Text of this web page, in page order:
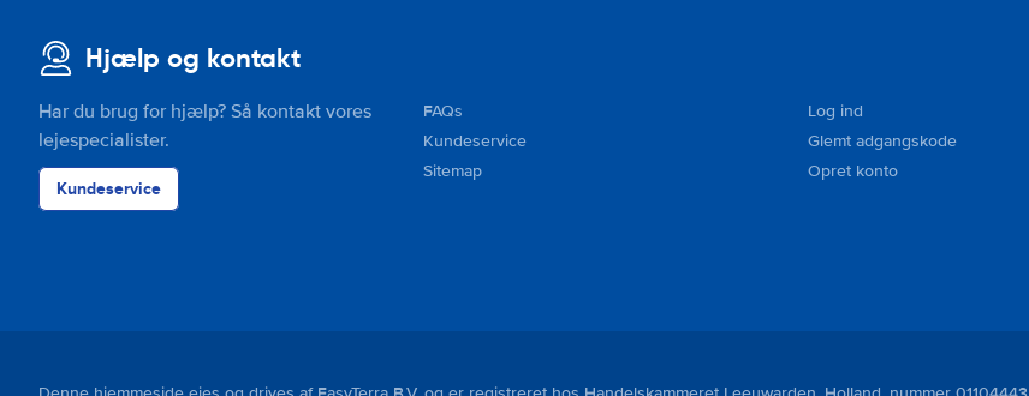
Hjælp og kontakt
Har du brug for hjælp? Så kontakt vores
lejespecialister.
Kundeservice
FAQs
Kundeservice
Sitemap
Log ind
Glemt adgangskode
Opret konto